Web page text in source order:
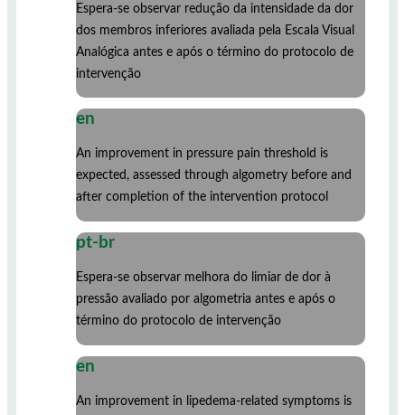
Espera-se observar redução da intensidade da dor
dos membros inferiores avaliada pela Escala Visual
Analógica antes e após o término do protocolo de
intervenção
en
An improvement in pressure pain threshold is
expected, assessed through algometry before and
after completion of the intervention protocol
pt-br
Espera-se observar melhora do limiar de dor à
pressão avaliado por algometria antes e após o
término do protocolo de intervenção
en
An improvement in lipedema-related symptoms is